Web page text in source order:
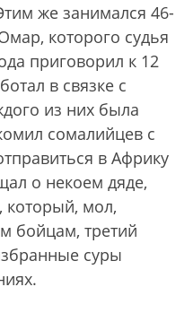
же занимался 46-
которого судья
приговорил к 12
в связке с
из них была
сомалийцев с
в Африку
о некоем дяде,
мол,
бойцам, третий
суры